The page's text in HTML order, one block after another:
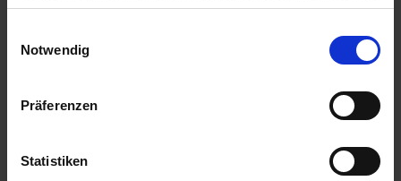
oder nur notwendige (zur Nutzung der Webseite benötigten)
Impressum|
Notwendig
Präferenzen
Statistiken